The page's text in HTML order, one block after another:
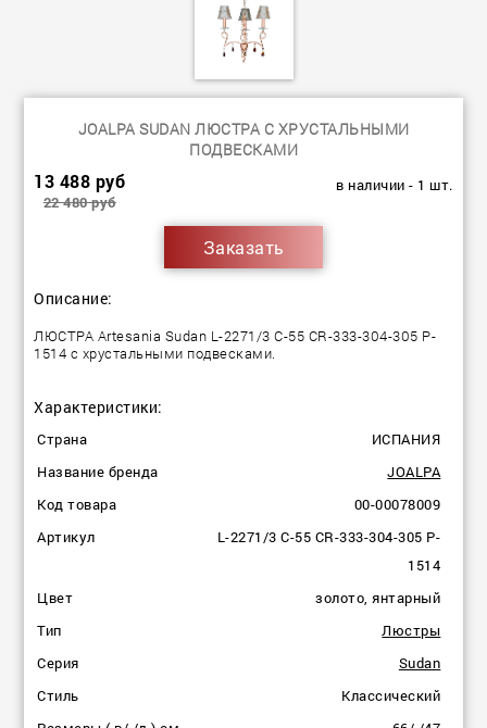
JOALPA SUDAN ЛЮСТРА С ХРУСТАЛЬНЫМИ
ПОДВЕСКАМИ
13 488 руб
22 480 руб
в наличии - 1 шт.
Заказать
Описание:
ЛЮСТРА Artesania Sudan L-2271/3 C-55 CR-333-304-305 P-
1514 с хрустальными подвесками.
Характеристики:
Страна
ИСПАНИЯ
Название бренда
JOALPA
Код товара
00-00078009
Артикул
L-2271/3 C-55 CR-333-304-305 P-
1514
Цвет
золото, янтарный
Тип
Люстры
Серия
Sudan
Стиль
Классический